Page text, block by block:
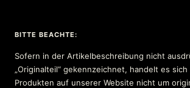
BITTE BEACHTE:
Sofern in der Artikelbeschreibung nicht
„Originalteil“ gekennzeichnet, handelt es sich
Produkten auf unserer Website nicht um